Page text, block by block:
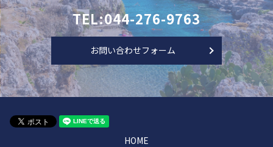
TEL:044-276-9763
お問い合わせフォーム
HOME